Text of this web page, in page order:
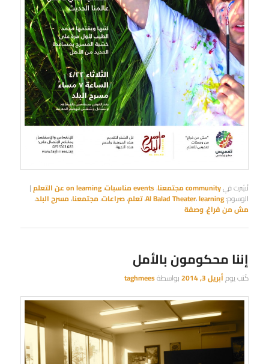
نُشِرت فيcommunity مجتمعنا ،events مناسبات ،on learning عن التعلم |
الوسوم: Al Balad Theater،learning ،تعلم،صراعات،مجتمعنا،مسرح البلد،
مش من فراغ،وصفة
إننا محكومون بالأمل
كُتب يومأبريل 3, 2014 بواسطةtaghmees